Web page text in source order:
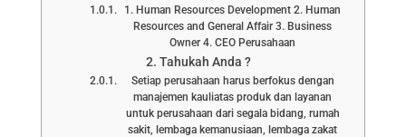
1. Human Resources Development 2. Human
Resources and General Affair 3. Business
Owner 4. CEO Perusahaan
Tahukah Anda ?
Setiap perusahaan harus berfokus dengan
manajemen kauliatas produk dan layanan
untuk perusahaan dari segala bidang, rumah
sakit, lembaga kemanusiaan, lembaga zakat